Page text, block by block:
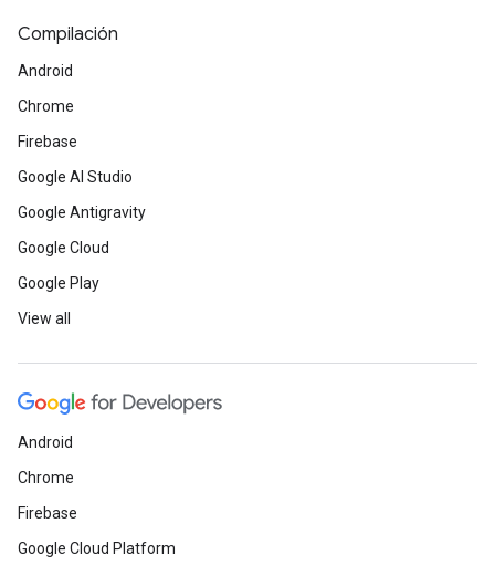
Compilación
Android
Chrome
Firebase
Google AI Studio
Google Antigravity
Google Cloud
Google Play
View all
Android
Chrome
Firebase
Google Cloud Platform